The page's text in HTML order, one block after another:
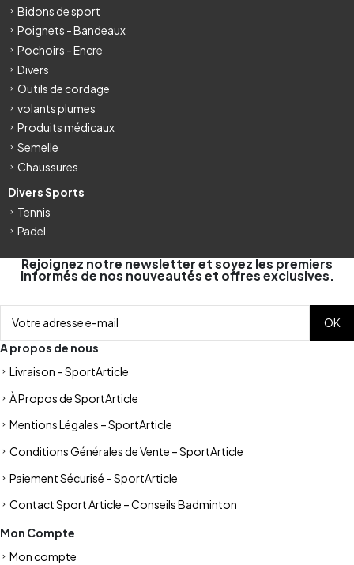
Bidons de sport
Poignets - Bandeaux
Pochoirs - Encre
Divers
Outils de cordage
volants plumes
Produits médicaux
Semelle
Chaussures
Divers Sports
Tennis
Padel
Rejoignez notre newsletter et soyez les premiers
informés de nos nouveautés et offres exclusives.
A propos de nous
Livraison – SportArticle
À Propos de SportArticle
Mentions Légales – SportArticle
Conditions Générales de Vente – SportArticle
Paiement Sécurisé – SportArticle
Contact Sport Article – Conseils Badminton
Mon Compte
Mon compte